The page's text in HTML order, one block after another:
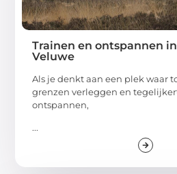
Trainen en ontspannen
Veluwe
Als je denkt aan een plek waar
grenzen verleggen en
ontspannen,
...